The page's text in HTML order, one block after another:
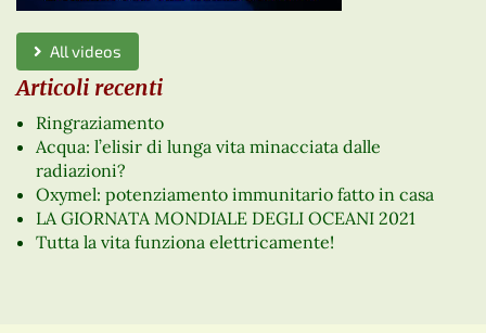
All videos
Articoli recenti
Ringraziamento
Acqua: l’elisir di lunga vita minacciata dalle
radiazioni?
Oxymel: potenziamento immunitario fatto in casa
LA GIORNATA MONDIALE DEGLI OCEANI 2021
Tutta la vita funziona elettricamente!